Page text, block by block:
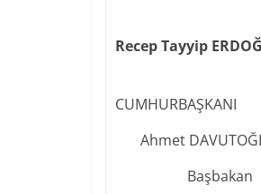
Recep Tayyip
CUMHURBAŞKANI
Ahmet
Başbakan